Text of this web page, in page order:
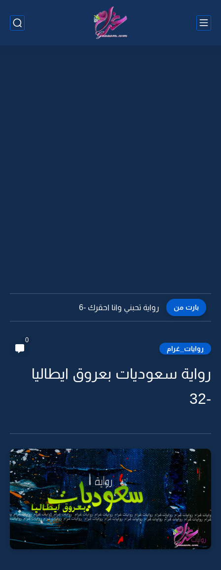
بارت من رواية تحبني وانا احقرك -5
روايات_غرام
0
رواية سعوديات بعروق ايطاليا
-32